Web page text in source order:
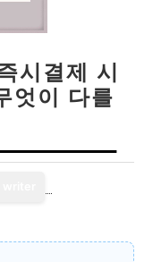
시결제 시
엇이 다를